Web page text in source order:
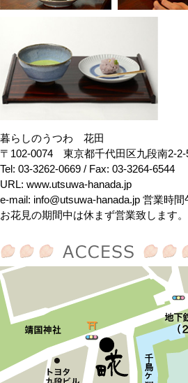
暮らしのうつわ 花田
〒102-0074 東京都千代田区九段南2-
Tel: 03-3262-0669 / Fax: 03-3264-6544
URL: www.utsuwa-hanada.jp
e-mail: info@utsuwa-hanada.jp 営業時間
お花見の期間中は休まず営業致します。